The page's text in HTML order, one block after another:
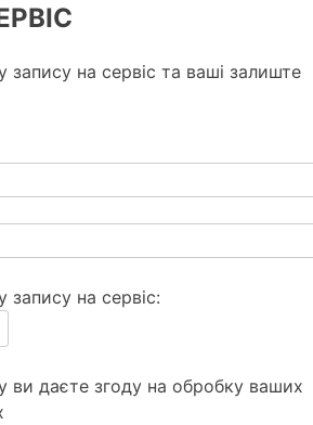
запису на сервіс та ваші залиште
запису на сервіс:
ви даєте згоду на обробку ваших